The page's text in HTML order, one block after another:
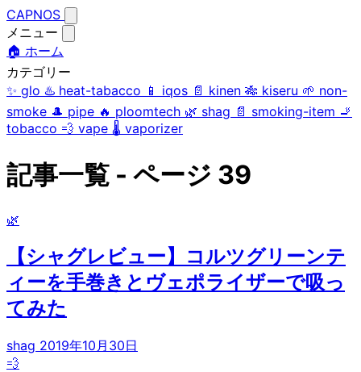
CAPNOS
メニュー
🏠 ホーム
カテゴリー
✨ glo ♨️ heat-tabacco 📱 iqos 📄 kinen 🎋 kiseru 🌱 non-
smoke 🎩 pipe 🔥 ploomtech 🌿 shag 📄 smoking-item 🚬
tobacco 💨 vape 🌡️ vaporizer
記事一覧 - ページ 39
🌿
【シャグレビュー】コルツグリーンテ
ィーを手巻きとヴェポライザーで吸っ
てみた
shag 2019年10月30日
💨